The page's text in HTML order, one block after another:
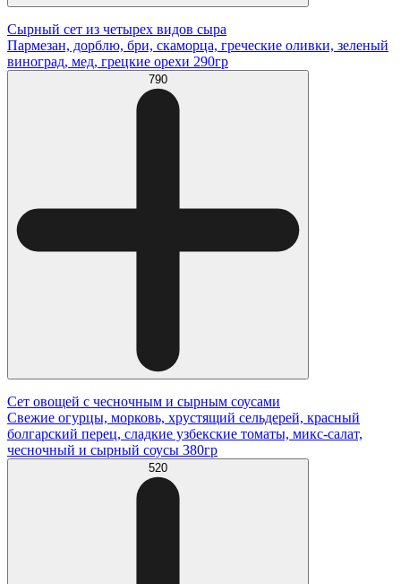
Сырный сет из четырех видов сыра
Пармезан, дорблю, бри, скаморца, греческие оливки, зеленый
виноград, мед, грецкие орехи 290гр
790
Сет овощей с чесночным и сырным соусами
Свежие огурцы, морковь, хрустящий сельдерей, красный
болгарский перец, сладкие узбекские томаты, микс-салат,
чесночный и сырный соусы 380гр
520